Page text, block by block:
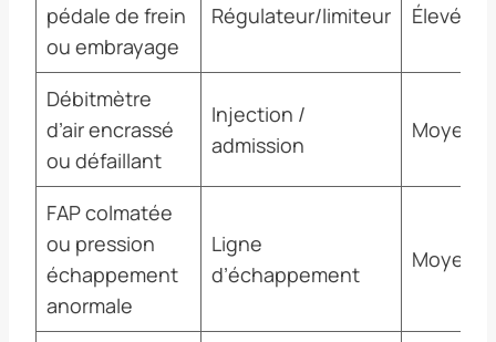
pédale de frein
ou embrayage
Régulateur/limiteur Élevée
Débitmètre
d’air encrassé
ou défaillant
Injection /
admission
FAP colmatée
ou pression
échappement
anormale
Ligne
d’échappement